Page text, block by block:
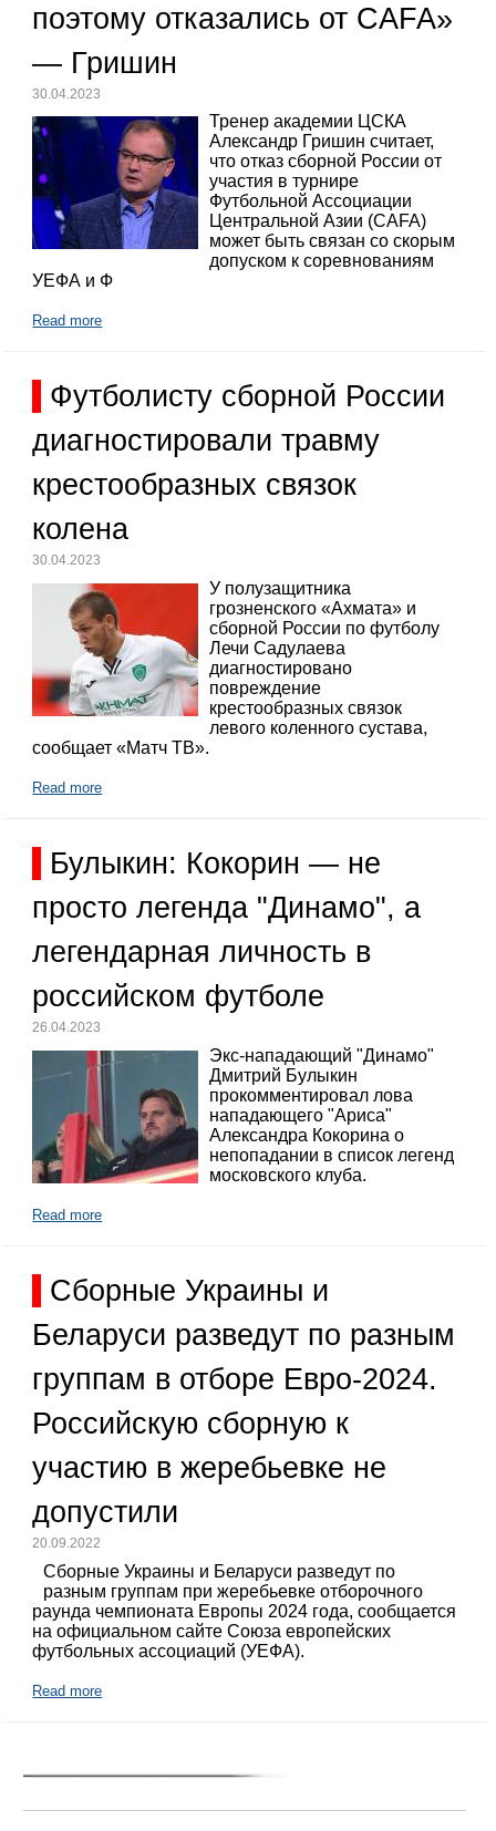
поэтому отказались от CAFA»
— Гришин
30.04.2023
Тренер академии ЦСКА
Александр Гришин считает,
что отказ сборной России от
участия в турнире
Футбольной Ассоциации
Центральной Азии (CAFA)
может быть связан со скорым
допуском к соревнованиям
УЕФА и Ф
Read more
Футболисту сборной России
диагностировали травму
крестообразных связок
колена
30.04.2023
У полузащитника
грозненского «Ахмата» и
сборной России по футболу
Лечи Садулаева
диагностировано
повреждение
крестообразных связок
левого коленного сустава,
сообщает «Матч ТВ».
Read more
Булыкин: Кокорин — не
просто легенда "Динамо", а
легендарная личность в
российском футболе
26.04.2023
Экс-нападающий "Динамо"
Дмитрий Булыкин
прокомментировал лова
нападающего "Ариса"
Александра Кокорина о
непопадании в список легенд
московского клуба.
Read more
Сборные Украины и
Беларуси разведут по разным
группам в отборе Евро-2024.
Российскую сборную к
участию в жеребьевке не
допустили
20.09.2022
Сборные Украины и Беларуси разведут по
разным группам при жеребьевке отборочного
раунда чемпионата Европы 2024 года, сообщается
на официальном сайте Союза европейских
футбольных ассоциаций (УЕФА).
Read more